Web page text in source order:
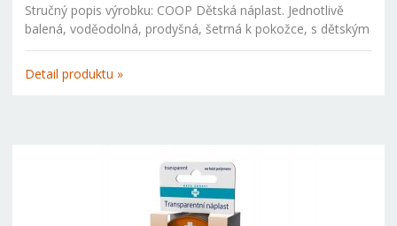
Stručný popis výrobku: COOP Dětská náplast. Jednotlivě
balená, voděodolná, prodyšná, šetrná k pokožce, s dětským
motivem soviček. Vhodná k ošetření drobných poranění,
oděrek apod. Použití: Vyčistěte ránu a jemně osušte...
Detail produktu »